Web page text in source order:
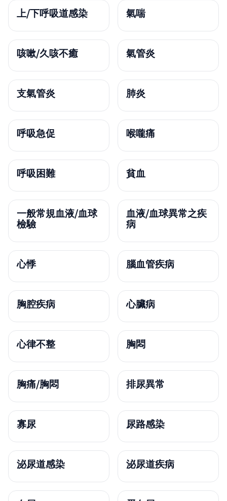
上/下呼吸道感染 氣喘
咳嗽/久咳不癒 氣管炎
支氣管炎 肺炎
呼吸急促 喉嚨痛
呼吸困難 貧血
一般常規血液/血球
檢驗
血液/血球異常之疾
病
心悸 腦血管疾病
胸腔疾病 心臟病
心律不整 胸悶
胸痛/胸悶 排尿異常
寡尿 尿路感染
泌尿道感染 泌尿道疾病